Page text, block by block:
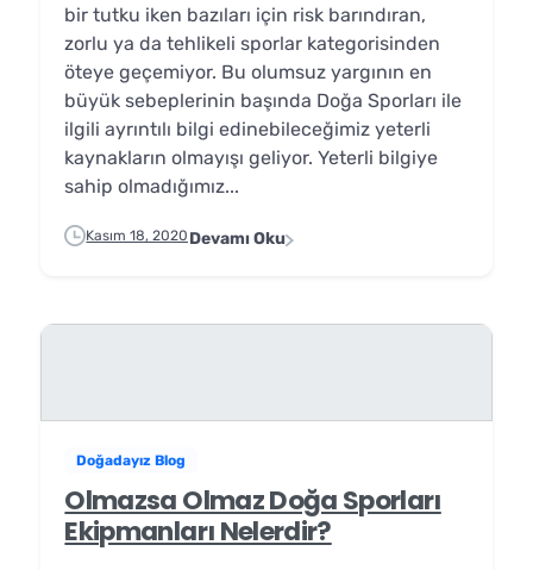
bir tutku iken bazıları için risk barındıran,
zorlu ya da tehlikeli sporlar kategorisinden
öteye geçemiyor. Bu olumsuz yargının en
büyük sebeplerinin başında Doğa Sporları ile
ilgili ayrıntılı bilgi edinebileceğimiz yeterli
kaynakların olmayışı geliyor. Yeterli bilgiye
sahip olmadığımız...
Kasım 18, 2020 Devamı Oku
Doğadayız Blog
Olmazsa Olmaz Doğa Sporları
Ekipmanları Nelerdir?